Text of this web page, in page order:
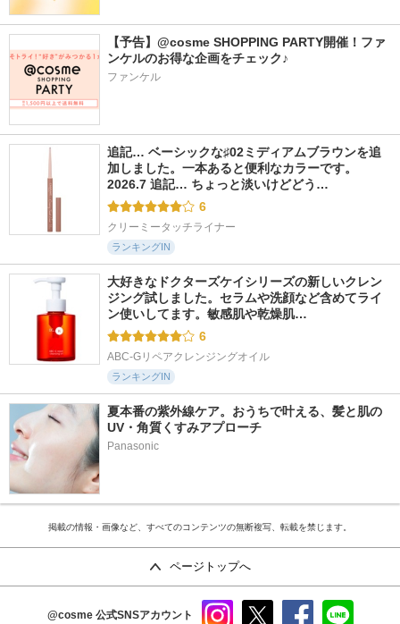
【予告】@cosme SHOPPING PARTY開催！ファ
ンケルのお得な企画をチェック♪
ファンケル
追記… ベーシックな♯02ミディアムブラウンを追
加しました。一本あると便利なカラーです。
2026.7 追記… ちょっと淡いけどどう…
6
クリーミータッチライナー
ランキングIN
大好きなドクターズケイシリーズの新しいクレン
ジング試しました。セラムや洗顔など含めてライ
ン使いしてます。敏感肌や乾燥肌…
6
ABC-Gリペアクレンジングオイル
ランキングIN
夏本番の紫外線ケア。おうちで叶える、髪と肌の
UV・角質くすみアプローチ
Panasonic
掲載の情報・画像など、すべてのコンテンツの無断複写、転載を禁じます。
ページトップへ
@cosme 公式SNSアカウント